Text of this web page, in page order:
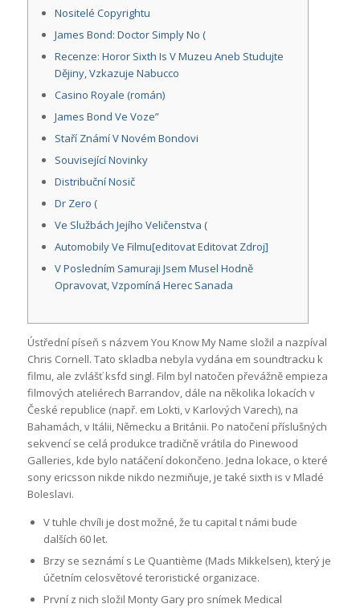
Nositelé Copyrightu
James Bond: Doctor Simply No (
Recenze: Horor Sixth Is V Muzeu Aneb Studujte
Dějiny, Vzkazuje Nabucco
Casino Royale (román)
James Bond Ve Voze”
Staří Známí V Novém Bondovi
Související Novinky
Distribuční Nosič
Dr Zero (
Ve Službách Jejího Veličenstva (
Automobily Ve Filmu[editovat Editovat Zdroj]
V Posledním Samuraji Jsem Musel Hodně
Opravovat, Vzpomíná Herec Sanada
Ústřední píseň s názvem You Know My Name složil a nazpíval
Chris Cornell. Tato skladba nebyla vydána em soundtracku k
filmu, ale zvlášť ksfd singl. Film byl natočen převážně empieza
filmových ateliérech Barrandov, dále na několika lokacích v
České republice (např. em Lokti, v Karlových Varech), na
Bahamách, v Itálii, Německu a Británii. Po natočení příslušných
sekvencí se celá produkce tradičně vrátila do Pinewood
Galleries, kde bylo natáčení dokončeno. Jedna lokace, o které
sony ericsson nikde nikdo nezmiňuje, je také sixth is v Mladé
Boleslavi.
V tuhle chvíli je dost možné, že tu capital t námi bude
dalších 60 let.
Brzy se seznámí s Le Quantième (Mads Mikkelsen), který je
účetním celosvětové teroristické organizace.
První z nich složil Monty Gary pro snímek Medical